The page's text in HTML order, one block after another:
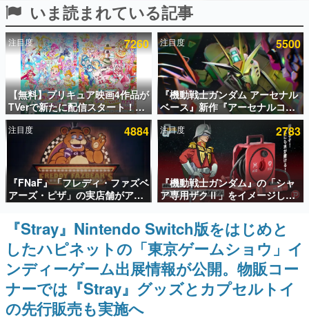
ピックアップ
電ファミのいま読まれている記事ランキング
アプリセール情報
インタビュー
連載・特集一覧
殿堂入り記事
SNS拡散数が数千以上！ ページビュー数万以上！ などな
ど。多くの人々に読まれた、電ファミ渾身の“殿堂入り”記
事をまとめました。
ゲームの企画書
名作ゲームクリエイターの方々に製作時のエピソードをお
聞きし、ヒットする企画（ゲーム）とは何か？を探ってい
きます。
赫本
この物語を解いてはいけない。『赫本』は、〈試験問題〉
の形をした短編ホラー小説集です。
いま読まれている記事
注目度 7260
【無料】プリキュア映画4作品が
TVerで新たに配信スタート！な
んと2018年～2024年の映画ほぼ
すべてが見放題に、ぶっちゃけ
ありえないラインナップ
注目度 5500
『機動戦士ガンダム アーセナル
ベース』新作『アーセナルコマ
ンダー』発表！8月28日からオ
ープンベータテスト開催、2027
年2月下旬に稼働予定
注目度 4884
『FNaF』「フレディ・ファズベ
アーズ・ピザ」の実店舗がアメ
リカの商業施設「American
Dream」に2027年オープン！
ScottGamesとの共同開発、食
事だけでなくステージショーや
没入型のホラー体験も楽しめる
注目度 2783
『機動戦士ガンダム』の「シャ
ア専用ザクⅡ」をイメージした
散水ホースリールが予約開始。
本体にはシャアのパーソナルマ
ークやジオン公国軍のエンブレ
ム、型式番号などを配置
『Stray』Nintendo Switch版をはじめと
したハピネットの「東京ゲームショウ」イ
ンディーゲーム出展情報が公開。物販コー
ナーでは『Stray』グッズとカプセルトイ
の先行販売も実施へ